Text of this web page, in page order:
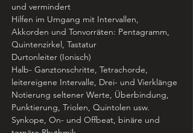
und vermindert
Hilfen im Umgang mit Intervallen,
Akkorden und Tonvorräten: Pentagramm,
Quintenzirkel, Tastatur
Durtonleiter (Ionisch)
Halb- Ganztonschritte, Tetrachorde,
leitereigene Intervalle, Drei- und Vierklänge
Notierung seltener Werte, Überbindung,
Punktierung, Triolen, Quintolen usw.
Synkope, On- und Offbeat, binäre und